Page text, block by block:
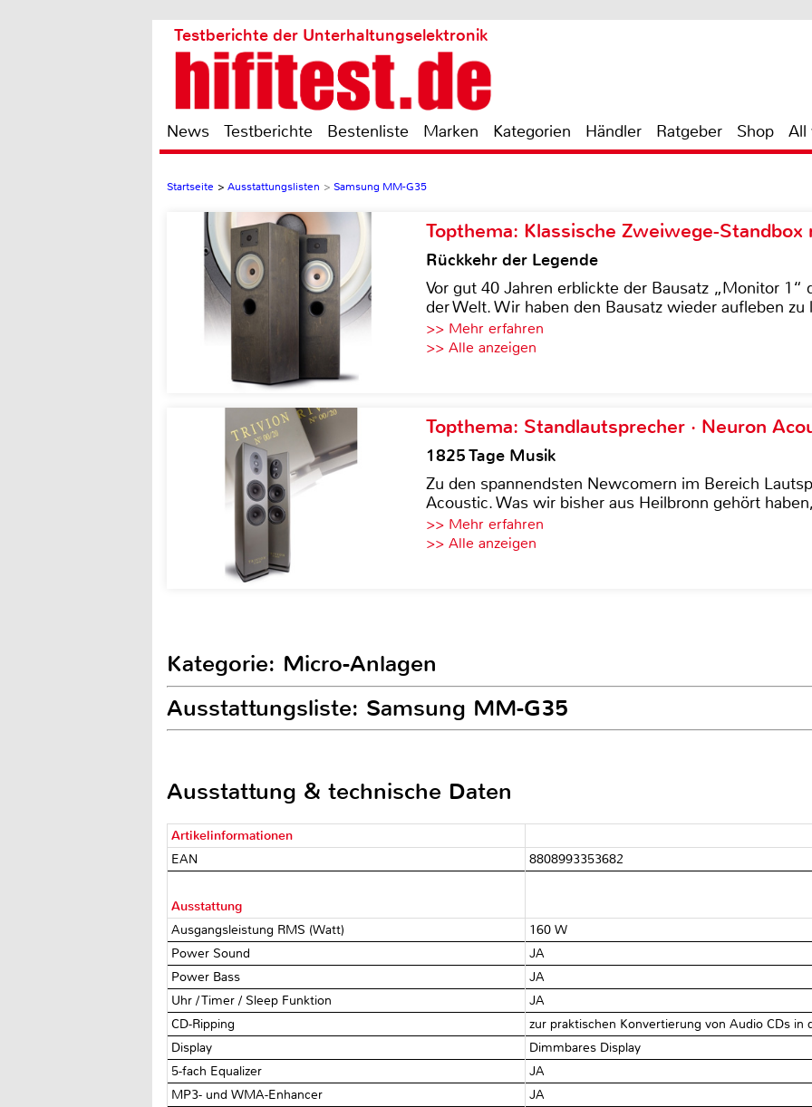
Testberichte der Unterhaltungselektronik
News Testberichte Bestenliste Marken Kategorien Händler Ratgeber Shop All
Startseite > Ausstattungslisten > Samsung MM-G35
Topthema: Klassische Zweiwege-
Rückkehr der Legende
Vor gut 40 Jahren erblickte der Bausatz „Monitor 1“
der Welt. Wir haben den Bausatz wieder aufleben zu
>> Mehr erfahren
>> Alle anzeigen
Topthema: Standlautsprecher · Neuron
1825 Tage Musik
Zu den spannendsten Newcomern im Bereich
Acoustic. Was wir bisher aus Heilbronn gehört
>> Mehr erfahren
>> Alle anzeigen
Kategorie: Micro-Anlagen
Ausstattungsliste: Samsung MM-G35
Ausstattung & technische Daten
Artikelinformationen
EAN
8808993353682
Ausstattung
Ausgangsleistung RMS (Watt)
160 W
Power Sound
JA
Power Bass
JA
Uhr / Timer / Sleep Funktion
JA
CD-Ripping
zur praktischen Konvertierung von Audio CDs in
Display
Dimmbares Display
5-fach Equalizer
JA
MP3- und WMA-Enhancer
JA